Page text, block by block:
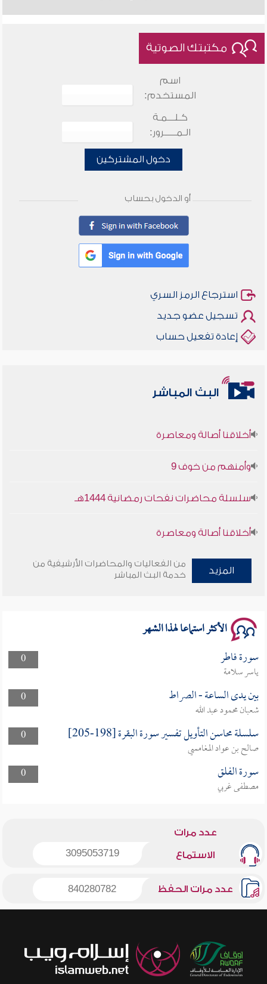
مكتبتك الصوتية
اسم
المستخدم:
كـلـــمـة
الـمـــــرور:
دخول المشتركين
أو الدخول بحساب
استرجاع الرمز السري
تسجيل عضو جديد
إعادة تفعيل حساب
البث المباشر
المزيد
من الفعاليات والمحاضرات الأرشيفية من
خدمة البث المباشر
الأكثر استماعا لهذا الشهر
0 سورة فاطر
ياسر سلامة
0
بين يدى الساعة - الصراط
شعبان محمود عبد الله
0
سلسلة محاسن التأويل تفسير سورة البقرة [198-205]
صالح بن عواد المغامسي
0
سورة الفلق
مصطفى غربي
عدد مرات
الاستماع 3095053719
عدد مرات الحفظ 840280782